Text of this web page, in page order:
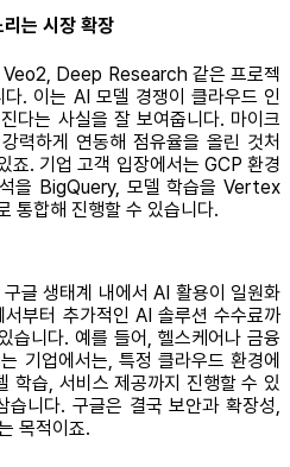
는 시장 확장
Veo2, Deep Research 같은 프로젝
. 이는 AI 모델 경쟁이 클라우드 인
다는 사실을 잘 보여줍니다. 마이크
력하게 연동해 점유율을 올린 것처
죠. 기업 고객 입장에서는 GCP 환경
을 BigQuery, 모델 학습을 Vertex
통합해 진행할 수 있습니다.
글 생태계 내에서 AI 활용이 일원화
부터 추가적인 AI 솔루션 수수료까
습니다. 예를 들어, 헬스케어나 금융
기업에서는, 특정 클라우드 환경에
학습, 서비스 제공까지 진행할 수 있
니다. 구글은 결국 보안과 확장성,
목적이죠.